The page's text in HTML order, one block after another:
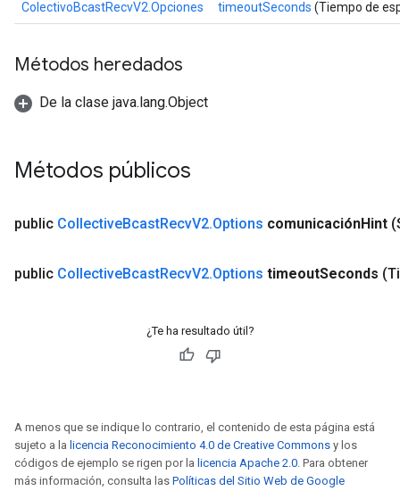
ColectivoBcastRecvV2.Opciones timeoutSeconds (Tiempo de
Métodos heredados
De la clase java.lang.Object
Métodos públicos
public CollectiveBcastRecvV2.Options comunicaciónHint
public CollectiveBcastRecvV2.Options timeoutSeconds
¿Te ha resultado útil?
A menos que se indique lo contrario, el contenido de esta página está
sujeto a la licencia Reconocimiento 4.0 de Creative Commons y los
códigos de ejemplo se rigen por la licencia Apache 2.0. Para obtener
más información, consulta las Políticas del Sitio Web de Google